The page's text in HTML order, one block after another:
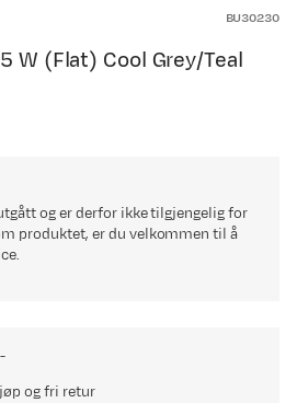
BU30230
W (Flat) Cool Grey/Teal
og er derfor ikke tilgjengelig for
produktet, er du velkommen til å
og fri retur